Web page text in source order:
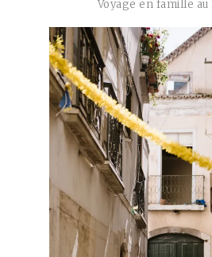
Voyage en famille